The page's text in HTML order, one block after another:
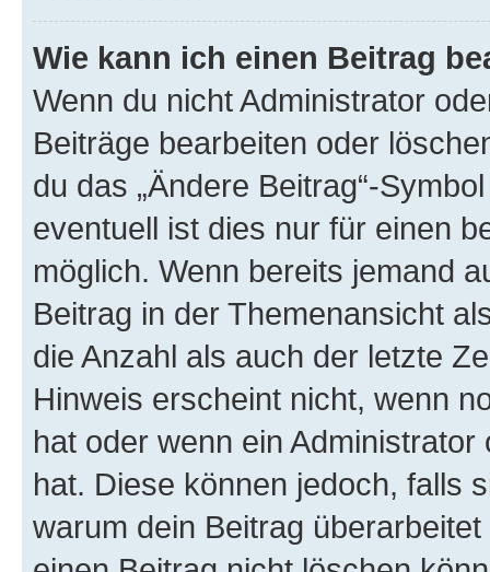
Wie kann ich einen Beitrag
Wenn du nicht Administrator
Beiträge bearbeiten oder
du das „Ändere Beitrag“-
eventuell ist dies nur für einen
möglich. Wenn bereits jemand
Beitrag in der Themenansicht
die Anzahl als auch der letzte
Hinweis erscheint nicht, wenn
hat oder wenn ein
hat. Diese können jedoch, falls
warum dein Beitrag